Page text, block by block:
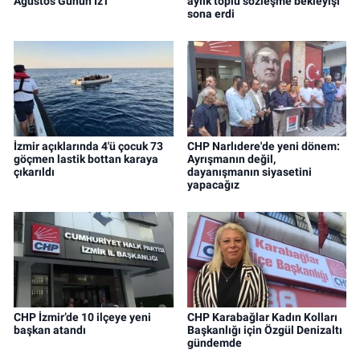
sona erdi
İzmir açıklarında 4'ü çocuk 73
göçmen lastik bottan karaya
çıkarıldı
CHP Narlıdere'de yeni dönem:
Ayrışmanın değil,
dayanışmanın siyasetini
yapacağız
CHP İzmir’de 10 ilçeye yeni
başkan atandı
CHP Karabağlar Kadın Kolları
Başkanlığı için Özgül Denizaltı
gündemde